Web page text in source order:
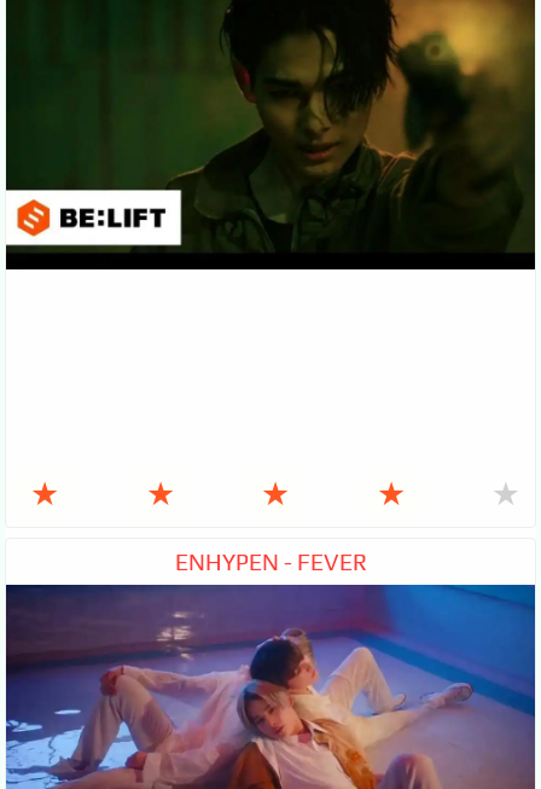
★ ★ ★ ★ ★
ENHYPEN - FEVER